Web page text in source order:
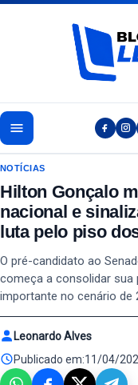
Pular para o conteúdo
NOTÍCIAS
Hilton Gonçalo
nacional e
luta pelo piso
O pré-candidato ao
começa a consolidar sua
importante no cenário de
Leonardo Alves
Publicado em:11/04/